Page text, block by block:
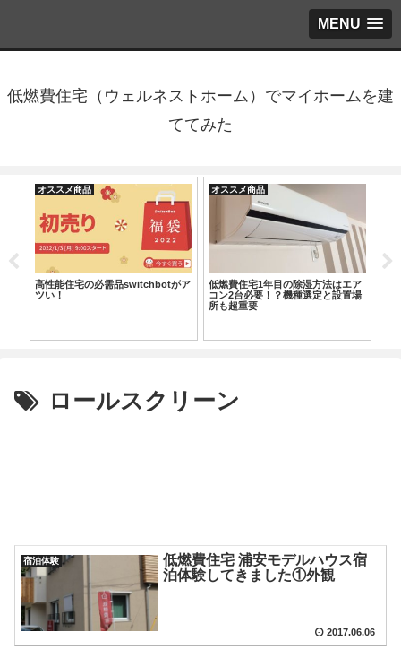
MENU
低燃費住宅（ウェルネストホーム）でマイホームを建
ててみた
オススメ商品
高性能住宅の必需品switchbotがア
ツい！
オススメ商品
低燃費住宅1年目の除湿方法はエア
コン2台必要！？機種選定と設置場
所も超重要
ロールスクリーン
宿泊体験
低燃費住宅 浦安モデルハウス宿
泊体験してきました①外観
2017.06.06